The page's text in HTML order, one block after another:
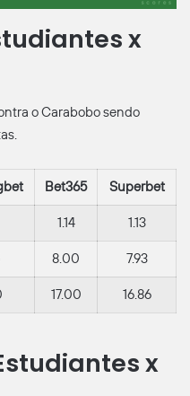
x
o Carabobo sendo
Bet365 Superbet
1.14 1.13
8.00 7.93
17.00 16.86
x